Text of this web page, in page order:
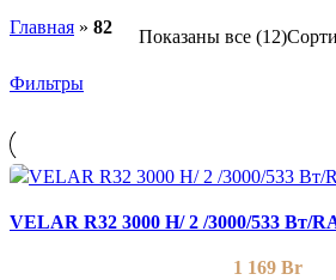
Главная » 82 Показаны все (12)
Фильтры
VELAR R32 3000 H/ 2 /3000/533 Вт/
1 169 Br